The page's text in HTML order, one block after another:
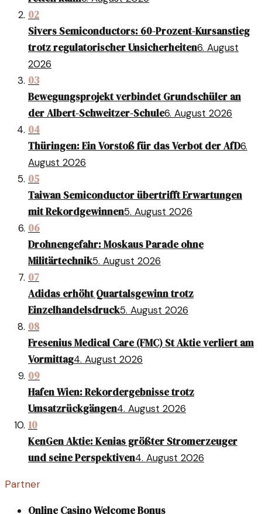
02
Sivers Semiconductors: 60-Prozent-Kursanstieg
trotz regulatorischer Unsicherheiten6. August
2026
03
Bewegungsprojekt verbindet Grundschüler an
der Albert-Schweitzer-Schule6. August 2026
04
Thüringen: Ein Vorstoß für das Verbot der AfD6.
August 2026
05
Taiwan Semiconductor übertrifft Erwartungen
mit Rekordgewinnen5. August 2026
06
Drohnengefahr: Moskaus Parade ohne
Militärtechnik5. August 2026
07
Adidas erhöht Quartalsgewinn trotz
Einzelhandelsdruck5. August 2026
08
Fresenius Medical Care (FMC) St Aktie verliert am
Vormittag4. August 2026
09
Hafen Wien: Rekordergebnisse trotz
Umsatzrückgängen4. August 2026
10
KenGen Aktie: Kenias größter Stromerzeuger
und seine Perspektiven4. August 2026
Partner
Online Casino Welcome Bonus